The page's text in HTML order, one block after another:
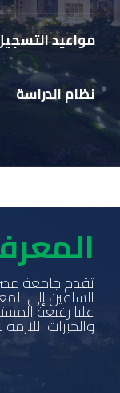
مواعيد
نظام الدراسة
الساعين إلى
عليا رفيعة
والخبرات